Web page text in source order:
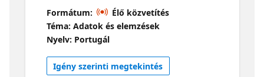
de IA diretamente às suas soluções SQL.
Vamos explicar o que o exame espera sobre
embeddings, vetores, busca inteligente e
retrieval augmented generation (RAG)
traduzindo tudo em conceitos práticos e
aplicáveis.
Formátum:
Élő közvetítés
Téma: Adatok és elemzések
Nyelv: Portugál
Igény szerinti megtekintés